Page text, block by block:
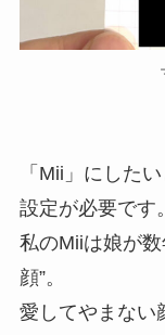
「Mii」にした
設定が必要です。
私のMiiは娘が
顔”。
愛してやまない